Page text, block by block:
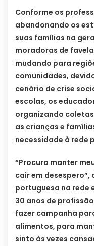
Conforme os
abandonando os
suas famílias na
moradoras de
mudando para
comunidades,
cenário de crise
escolas, os
organizando
as crianças e
necessidade à rede
“Procuro manter
cair em
portuguesa na rede
30 anos de
fazer campanha
alimentos, para
sinto às vezes